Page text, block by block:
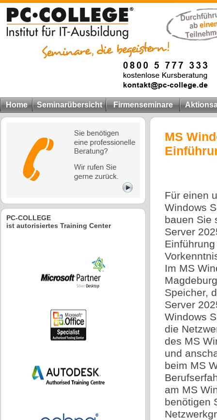
Home Seminarübersicht Firmenseminare
PC-COLLEGE
ist autorisiertes Training Center
MS
Für einen
Windows
bauen Sie
Server
Im MS
Speicher,
Server
Windows
die
des MS
und
beim MS
am MS
benötigen